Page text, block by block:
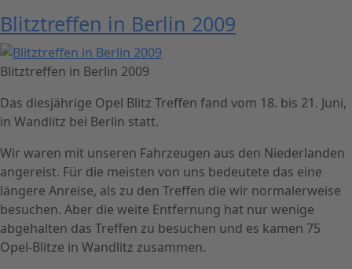
Blitztreffen in Berlin 2009
Blitztreffen in Berlin 2009
Das diesjährige Opel Blitz Treffen fand vom 18. bis 21. Juni,
in Wandlitz bei Berlin statt.
Wir waren mit unseren Fahrzeugen aus den Niederlanden
angereist. Für die meisten von uns bedeutete das eine
längere Anreise, als zu den Treffen die wir normalerweise
besuchen. Aber die weite Entfernung hat nur wenige
abgehalten das Treffen zu besuchen und es kamen 75
Opel-Blitze in Wandlitz zusammen.